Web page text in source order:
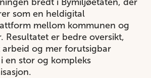
som en heldigital
mellom kommunen og
Resultatet er bedre oversikt,
og mer forutsigbar
en stor og kompleks